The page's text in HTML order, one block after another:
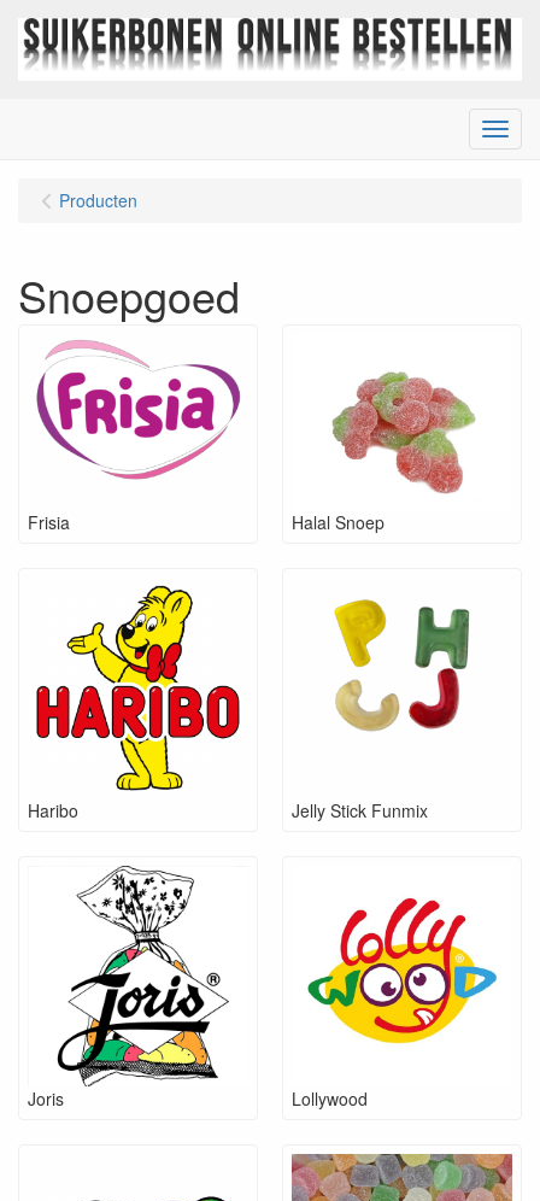
Menu
Producten
Snoepgoed
Frisia Halal Snoep
Haribo Jelly Stick Funmix
Joris Lollywood